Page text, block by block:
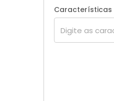
Características